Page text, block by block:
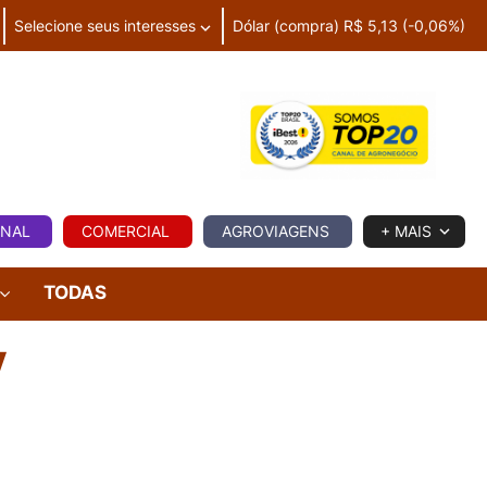
Selecione seus interesses Dólar (compra) R$ 5,13 (-0,06%)
COMERCIAL AGROVIAGENS + MAIS
TODAS